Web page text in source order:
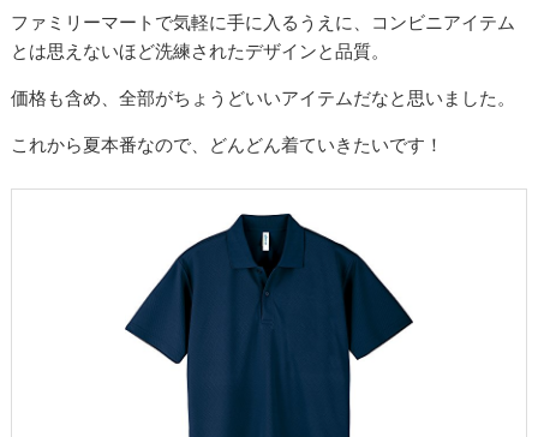
ファミリーマートで気軽に手に入るうえに、コンビニアイテム
とは思えないほど洗練されたデザインと品質。
価格も含め、全部がちょうどいいアイテムだなと思いました。
これから夏本番なので、どんどん着ていきたいです！